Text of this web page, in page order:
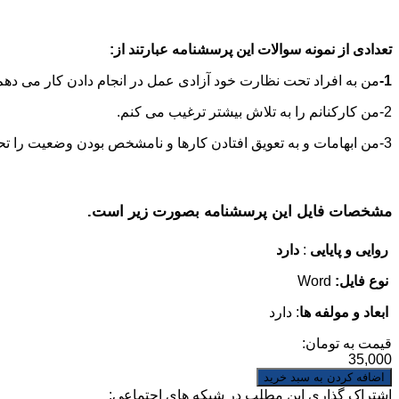
تعدادی از نمونه سوالات این پرسشنامه عبارتند از:
1- من به افراد تحت نظارت خود آزادی عمل در انجام دادن کار می
2-من کارکنانم را به تلاش بیشتر ترغیب می کنم.
3-من ابهامات و به تعویق افتادن کارها و نامشخص بودن وضعیت را تحمل می کنم.
مشخصات فایل این پرسشنامه بصورت زیر است.
روایی و پایایی : دارد
نوع فایل:
ابعاد و مولفه ها: دارد
قیمت به تومان:
35,000
اشتراک گذاری این مطلب در شبکه های اجتماعی: